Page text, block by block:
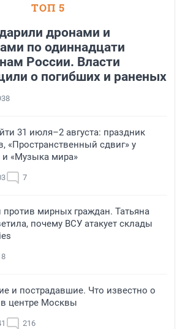
ТОП 5
дронами и
по одиннадцати
России. Власти
о погибших и раненых
31 июля–2 августа: праздник
«Пространственный сдвиг» у
«Музыка мира»
7
против мирных граждан. Татьяна
почему ВСУ атакует склады
и пострадавшие. Что известно о
центре Москвы
216